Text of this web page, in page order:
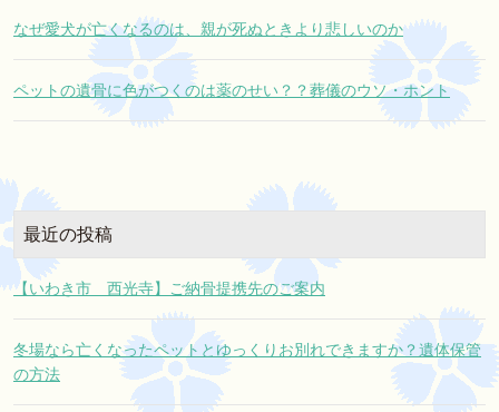
なぜ愛犬が亡くなるのは、親が死ぬときより悲しいのか
ペットの遺骨に色がつくのは薬のせい？？葬儀のウソ・ホント
最近の投稿
【いわき市 西光寺】ご納骨提携先のご案内
冬場なら亡くなったペットとゆっくりお別れできますか？遺体保管
の方法